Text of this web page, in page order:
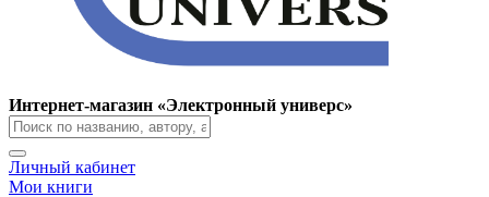
Интернет-магазин «Электронный универс»
Личный кабинет
Мои книги